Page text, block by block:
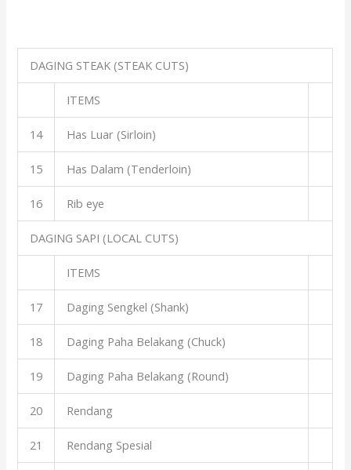
DAGING STEAK (STEAK CUTS)
ITEMS
14 Has Luar (Sirloin)
15 Has Dalam (Tenderloin)
16 Rib eye
DAGING SAPI (LOCAL CUTS)
ITEMS
17 Daging Sengkel (Shank)
18 Daging Paha Belakang (Chuck)
19 Daging Paha Belakang (Round)
20 Rendang
21 Rendang Spesial